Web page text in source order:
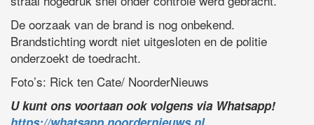
De oorzaak van de brand is nog onbekend.
Brandstichting wordt niet uitgesloten en de politie
onderzoekt de toedracht.
Foto’s: Rick ten Cate/ NoorderNieuws
U kunt ons voortaan ook volgens via Whatsapp!